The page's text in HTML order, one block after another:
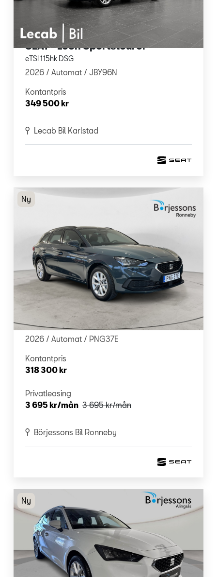
SEAT - Leon Sportstourer
eTSI 115hk DSG
2026 / Automat / JBY96N
Kontantpris
349 500 kr
Lecab Bil Karlstad
Ny
SEAT - Leon Sportstourer
1,5 eTSI 115hk Style Automat, Rattvärme
2026 / Automat / PNG37E
Kontantpris
318 300 kr
Privatleasing
3 695 kr/mån 3 695 kr/mån
Börjessons Bil Ronneby
Ny